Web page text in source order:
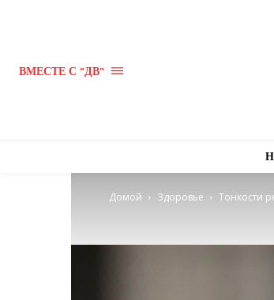
ВМЕСТЕ С "ДВ"
Домой Здоровье Тонкости